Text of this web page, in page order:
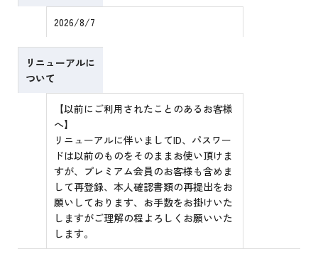
2026/8/7
リニューアルに
ついて
【以前にご利用されたことのあるお客様
へ】
リニューアルに伴いましてID、パスワー
ドは以前のものをそのままお使い頂けま
すが、プレミアム会員のお客様も含めま
して再登録、本人確認書類の再提出をお
願いしております、お手数をお掛けいた
しますがご理解の程よろしくお願いいた
します。